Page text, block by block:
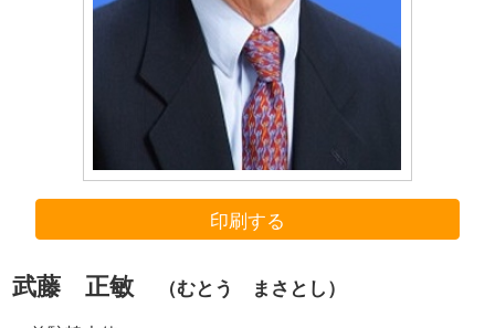
印刷する
武藤 正敏 （むとう まさとし）